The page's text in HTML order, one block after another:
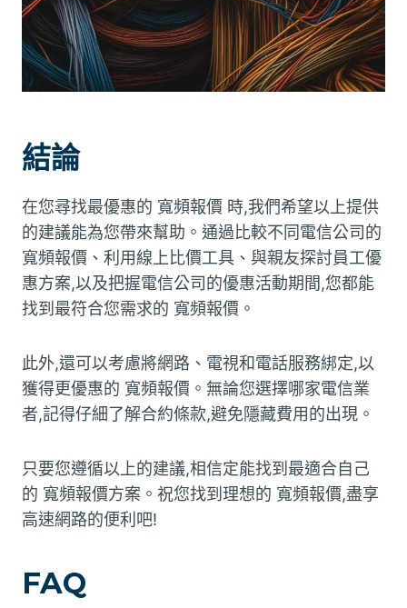
結論
在您尋找最優惠的 寬頻報價 時,我們希望以上提供
的建議能為您帶來幫助。通過比較不同電信公司的
寬頻報價 、利用線上比價工具、與親友探討員工優
惠方案,以及把握電信公司的優惠活動期間,您都能
找到最符合您需求的 寬頻報價 。
此外,還可以考慮將網路、電視和電話服務綁定,以
獲得更優惠的 寬頻報價 。無論您選擇哪家電信業
者,記得仔細了解合約條款,避免隱藏費用的出現。
只要您遵循以上的建議,相信定能找到最適合自己
的 寬頻報價方案。祝您找到理想的 寬頻報價,盡享
高速網路的便利吧!
FAQ